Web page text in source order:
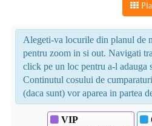
Alegeti-va locurile din planul de
pentru zoom in si out. Navigati
click pe un loc pentru a-l adauga
Continutul cosului de
(daca sunt) vor aparea in partea
VIP